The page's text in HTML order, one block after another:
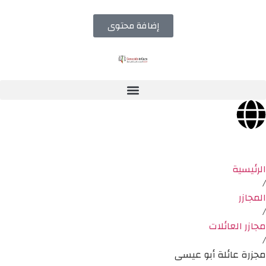
إضافة محتوى
الرئيسية
/
المجازر
/
مجازر العائلات
/
مجزرة عائلة أبو عيسى